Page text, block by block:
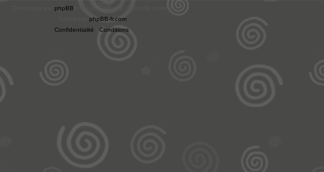
phpBB
phpBB-fr.com
Confidentialité
Conditions